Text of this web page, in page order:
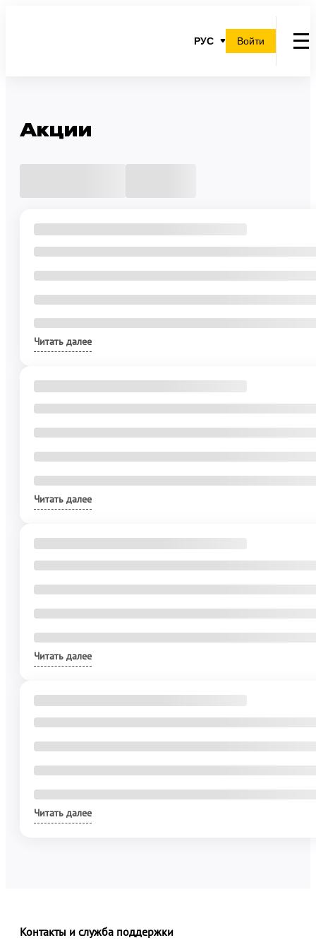
РУС Войти
Акции
Читать далее
Читать далее
Читать далее
Читать далее
Контакты и служба поддержки